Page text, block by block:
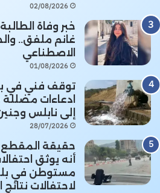
02/08/2026
خبر وفاة
غانم ملفق..
الاصطناعي
01/08/2026
توقف فني في بئر
ادعاءات
إلى نابلس
28/07/2026
حقيقة المقطع
أنه يوثق
مستوطن في
لاحتفالات